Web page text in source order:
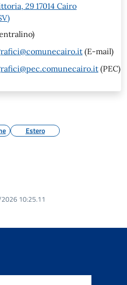
29 17014 Cairo
(E-mail)
(PEC)
Estero
10:25.11